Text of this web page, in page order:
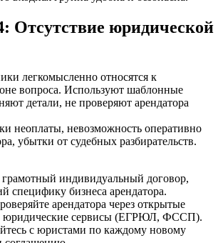
юридической
легкомысленно относятся к
вопроса. Используют шаблонные
детали, не проверяют арендатора
неоплаты, невозможность оперативно
убытки от судебных разбирательств.
грамотный индивидуальный договор,
специфику бизнеса арендатора.
арендатора через открытые
юридические сервисы (ЕГРЮЛ, ФССП).
с юристами по каждому новому